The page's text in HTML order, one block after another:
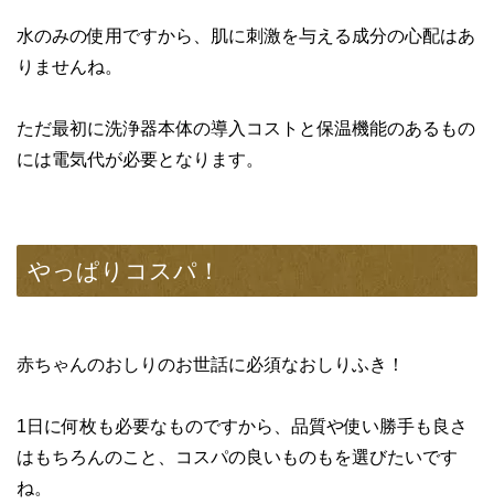
水のみの使用ですから、肌に刺激を与える成分の心配はあ
りませんね。
ただ最初に洗浄器本体の導入コストと保温機能のあるもの
には電気代が必要となります。
やっぱりコスパ！
赤ちゃんのおしりのお世話に必須なおしりふき！
1日に何枚も必要なものですから、品質や使い勝手も良さ
はもちろんのこと、コスパの良いものもを選びたいです
ね。